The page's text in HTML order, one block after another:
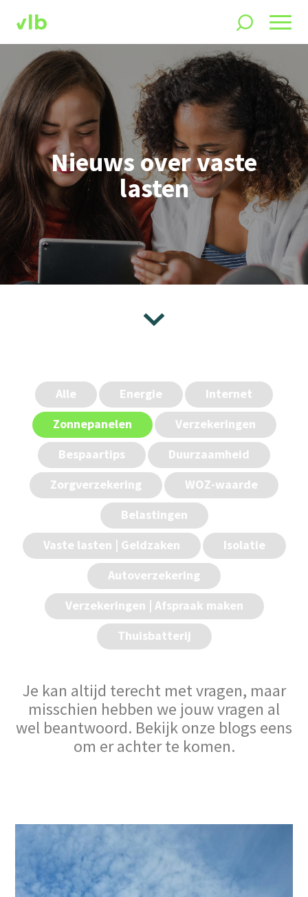
Nieuws over vaste
lasten
Alle Energie
Internet
Zonnepanelen
Verzekeringen
Bespaartips
Duurzaamheid
Zorgverzekering
WOZ-waarde
Belastingen
Vaste lasten | Geldzaken
Isolatie
Autoverzekering
Verzekeringen | Afspraak maken
Thuisbatterij
Je kan altijd terecht met vragen, maar
misschien hebben we jouw vragen al
wel beantwoord. Bekijk onze blogs eens
om er achter te komen.